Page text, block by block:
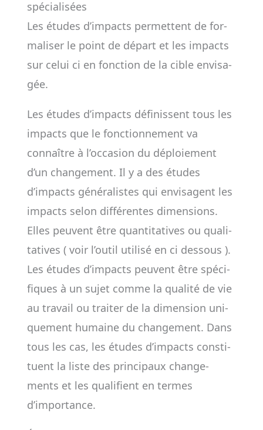
spécialisées
Les études d’impacts per­mettent de for­
ma­li­ser le point de départ et les impacts
sur celui ­ci en fonc­tion de la cible envi­sa­
gée.
Les études d’impacts défi­nissent tous les
impacts que le fonc­tion­ne­ment va
connaître à l’occa­sion du déploie­ment
d’un chan­ge­ment. Il y a des études
d’impacts géné­ra­listes qui envi­sagent les
impacts selon dif­fé­rentes dimen­sions.
Elles peuvent être quan­ti­tatives ou qua­li­
ta­tives ( voir l’outil utilisé en ci dessous ).
Les études d’impacts peuvent être spé­ci­
fiques à un sujet comme la qua­lité de vie
au tra­vail ou trai­­ter de la dimen­sion uni­
que­ment humaine du chan­ge­ment. Dans
tous les cas, les études d’impacts consti­
tuent la liste des prin­ci­paux chan­ge­
ments et les qua­li­fient en termes
d’impor­tance.